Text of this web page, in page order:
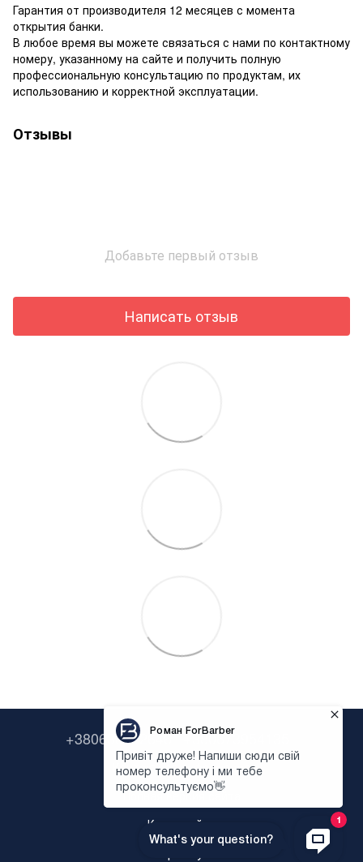
Гарантия от производителя 12 месяцев с момента
открытия банки.
В любое время вы можете связаться с нами по контактному
номеру, указанному на сайте и получить полную
профессиональную консультацию по продуктам, их
использованию и корректной эксплуатации.
Отзывы
Добавьте первый отзыв
Написать отзыв
+380638322646 +380673954135
Контактная информация
Полная версия сайта
Карта сайта